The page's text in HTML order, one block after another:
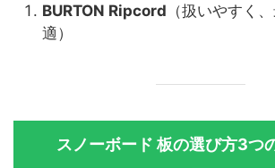
BURTON Ripcord （扱いやすく
適）
スノーボード 板の選び方3つ